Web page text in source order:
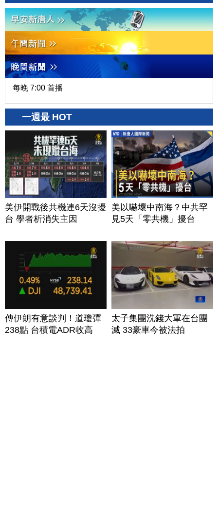
每晚 7:00 首播
一週最 HOT
美伊開戰後共機連6天沒擾
台 學者析消失主因
美以嚇壞中南海？中共罕
見5天「零共機」擾台
傳伊朗有意談判！道瓊彈
238點 台積電ADR收高
太子集團洗錢大軍在台團
滅 33豪車今被法拍